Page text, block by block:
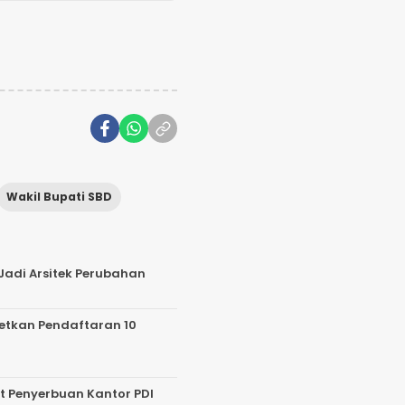
Wakil Bupati SBD
Arsitek Perubahan
Pendaftaran 10
Penyerbuan Kantor PDI